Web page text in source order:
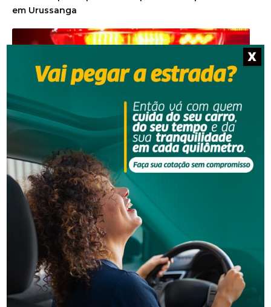
Golpe do falso advogado em Urussanga deixa vítima
com prejuízo de R$ 51 mil
Segurança
Homem que beijou criança de 11 anos à força agora
terá de indenizar vítima e familiar
X